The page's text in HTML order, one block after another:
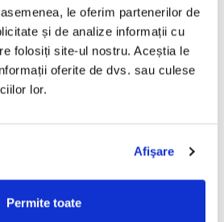
le oferim partenerilor de
și de analize informații cu
folosiți site-ul nostru. Aceștia le
oferite de dvs. sau culese
lor.
Afişare
Permite toate
Mădălina Manole - Dulce De
Tot, (CD)
99,99 Lei
DISC VINIL)